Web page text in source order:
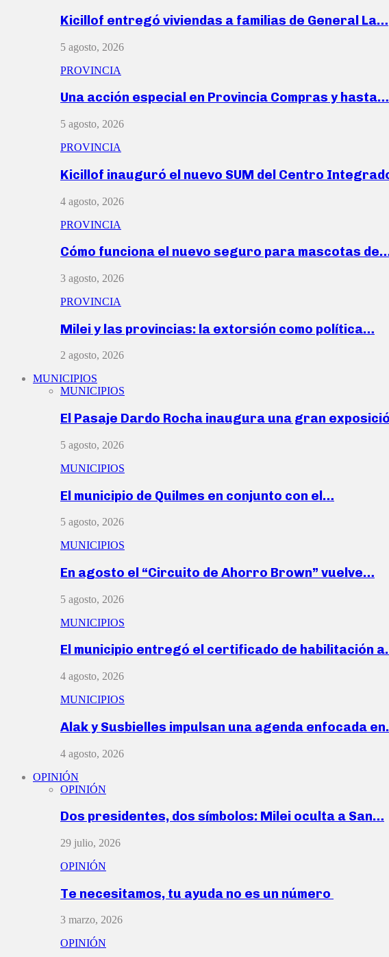
Kicillof entregó viviendas a familias de General La…
5 agosto, 2026
PROVINCIA
Una acción especial en Provincia Compras y hasta…
5 agosto, 2026
PROVINCIA
Kicillof inauguró el nuevo SUM del Centro
4 agosto, 2026
PROVINCIA
Cómo funciona el nuevo seguro para mascotas
3 agosto, 2026
PROVINCIA
Milei y las provincias: la extorsión como política…
2 agosto, 2026
MUNICIPIOS
MUNICIPIOS
El Pasaje Dardo Rocha inaugura una gran
5 agosto, 2026
MUNICIPIOS
El municipio de Quilmes en conjunto con el…
5 agosto, 2026
MUNICIPIOS
En agosto el “Circuito de Ahorro Brown” vuelve…
5 agosto, 2026
MUNICIPIOS
El municipio entregó el certificado de habilitación
4 agosto, 2026
MUNICIPIOS
Alak y Susbielles impulsan una agenda enfocada
4 agosto, 2026
OPINIÓN
OPINIÓN
Dos presidentes, dos símbolos: Milei oculta a San…
29 julio, 2026
OPINIÓN
Te necesitamos, tu ayuda no es un número
3 marzo, 2026
OPINIÓN